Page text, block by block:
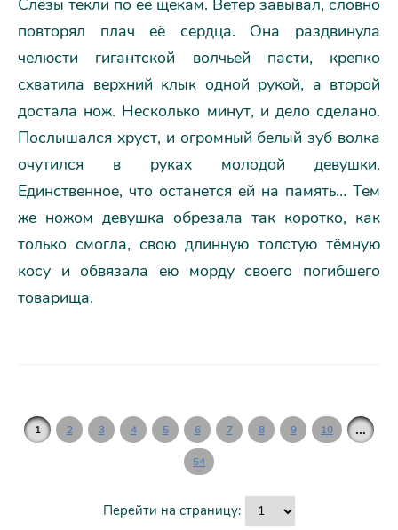
Слёзы текли по её щекам. Ветер завывал, словно
повторял плач её сердца. Она раздвинула
челюсти гигантской волчьей пасти, крепко
схватила верхний клык одной рукой, а второй
достала нож. Несколько минут, и дело сделано.
Послышался хруст, и огромный белый зуб волка
очутился в руках молодой девушки.
Единственное, что останется ей на память… Тем
же ножом девушка обрезала так коротко, как
только смогла, свою длинную толстую тёмную
косу и обвязала ею морду своего погибшего
товарища.
1 2 3 4 5 6 7 8 9 10 ...
54
Перейти на страницу: